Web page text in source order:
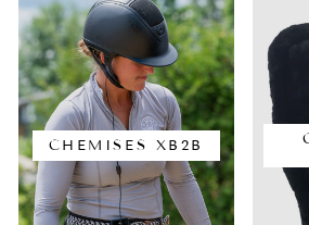
CHEMISES XB2B